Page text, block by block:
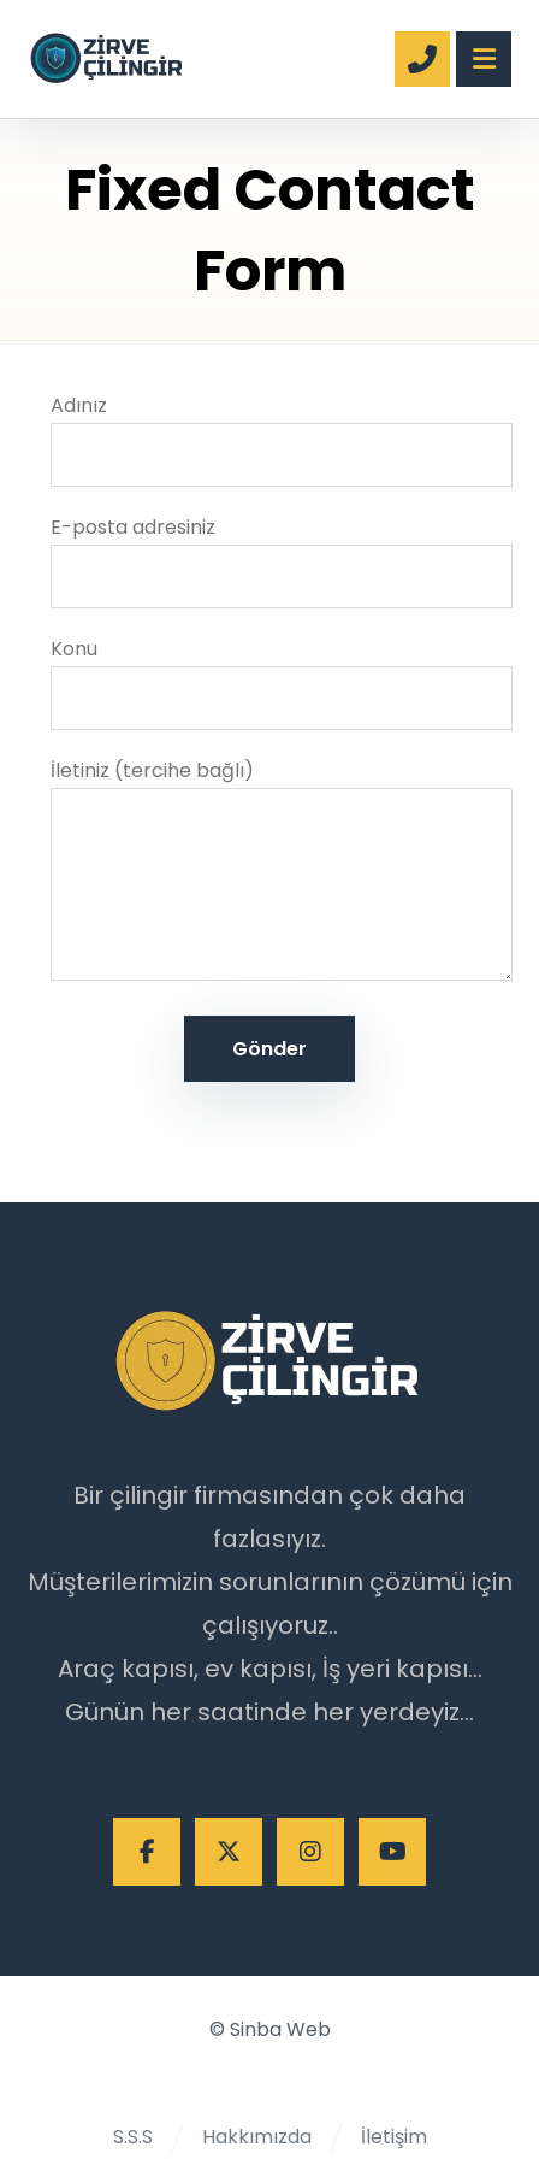
Fixed Contact
Form
Adınız
E-posta adresiniz
Konu
İletiniz (tercihe bağlı)
Gönder
Bir çilingir firmasından çok daha
fazlasıyız.
Müşterilerimizin sorunlarının çözümü için
çalışıyoruz..
Araç kapısı, ev kapısı, İş yeri kapısı...
Günün her saatinde her yerdeyiz...
© Sinba Web
İletişim
Hakkımızda
S.S.S